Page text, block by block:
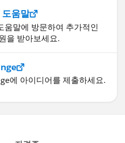
움말
움말에 방문하여 추가적인
을 받아보세요.
에 아이디어를 제출하세요.